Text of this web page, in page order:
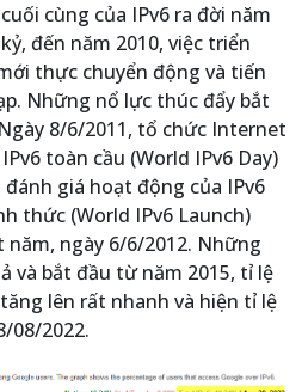
cùng của IPv6 ra đời năm
đến năm 2010, việc triển
thực chuyển động và tiến
Những nổ lực thúc đẩy bắt
8/6/2011, tổ chức Internet
toàn cầu (World IPv6 Day)
giá hoạt động của IPv6
thức (World IPv6 Launch)
ngày 6/6/2012. Những
và bắt đầu từ năm 2015, tỉ lệ
lên rất nhanh và hiện tỉ lệ
08/2022.